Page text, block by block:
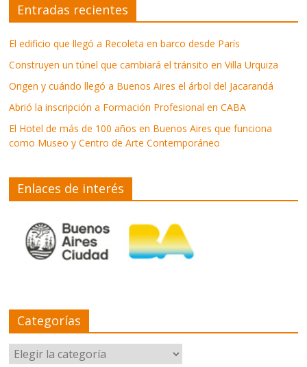
Entradas recientes
El edificio que llegó a Recoleta en barco desde París
Construyen un túnel que cambiará el tránsito en Villa Urquiza
Origen y cuándo llegó a Buenos Aires el árbol del Jacarandá
Abrió la inscripción a Formación Profesional en CABA
El Hotel de más de 100 años en Buenos Aires que funciona
como Museo y Centro de Arte Contemporáneo
Enlaces de interés
Categorías
Categorías